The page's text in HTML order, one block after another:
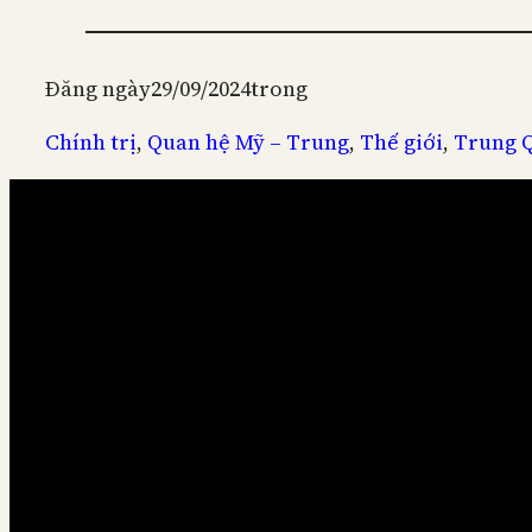
Đăng ngày29/09/2024trong
Chính trị, Quan hệ Mỹ – Trung, Thế giới, Trung